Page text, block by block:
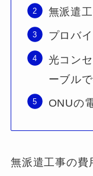
無派遣
プロバ
光コン
ーブル
ONUの
無派遣工事の費